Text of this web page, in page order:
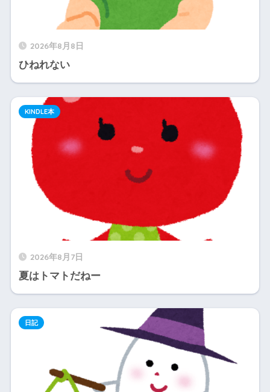
2026年8月8日
ひねれない
2026年8月7日
夏はトマトだねー
KINDLE本
日記